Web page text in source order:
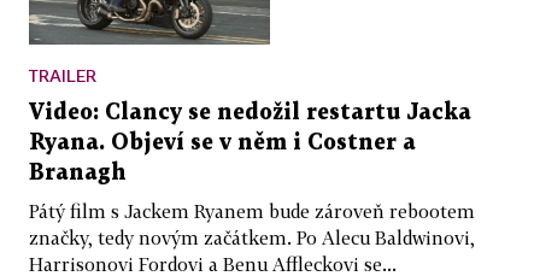
TRAILER
Video: Clancy se nedožil restartu Jacka
Ryana. Objeví se v něm i Costner a
Branagh
Pátý film s Jackem Ryanem bude zároveň rebootem
značky, tedy novým začátkem. Po Alecu Baldwinovi,
Harrisonovi Fordovi a Benu Affleckovi se...